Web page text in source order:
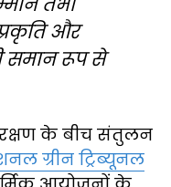
और
समान रूप से
के बीच संतुलन
ग्रीन ट्रिब्यूनल